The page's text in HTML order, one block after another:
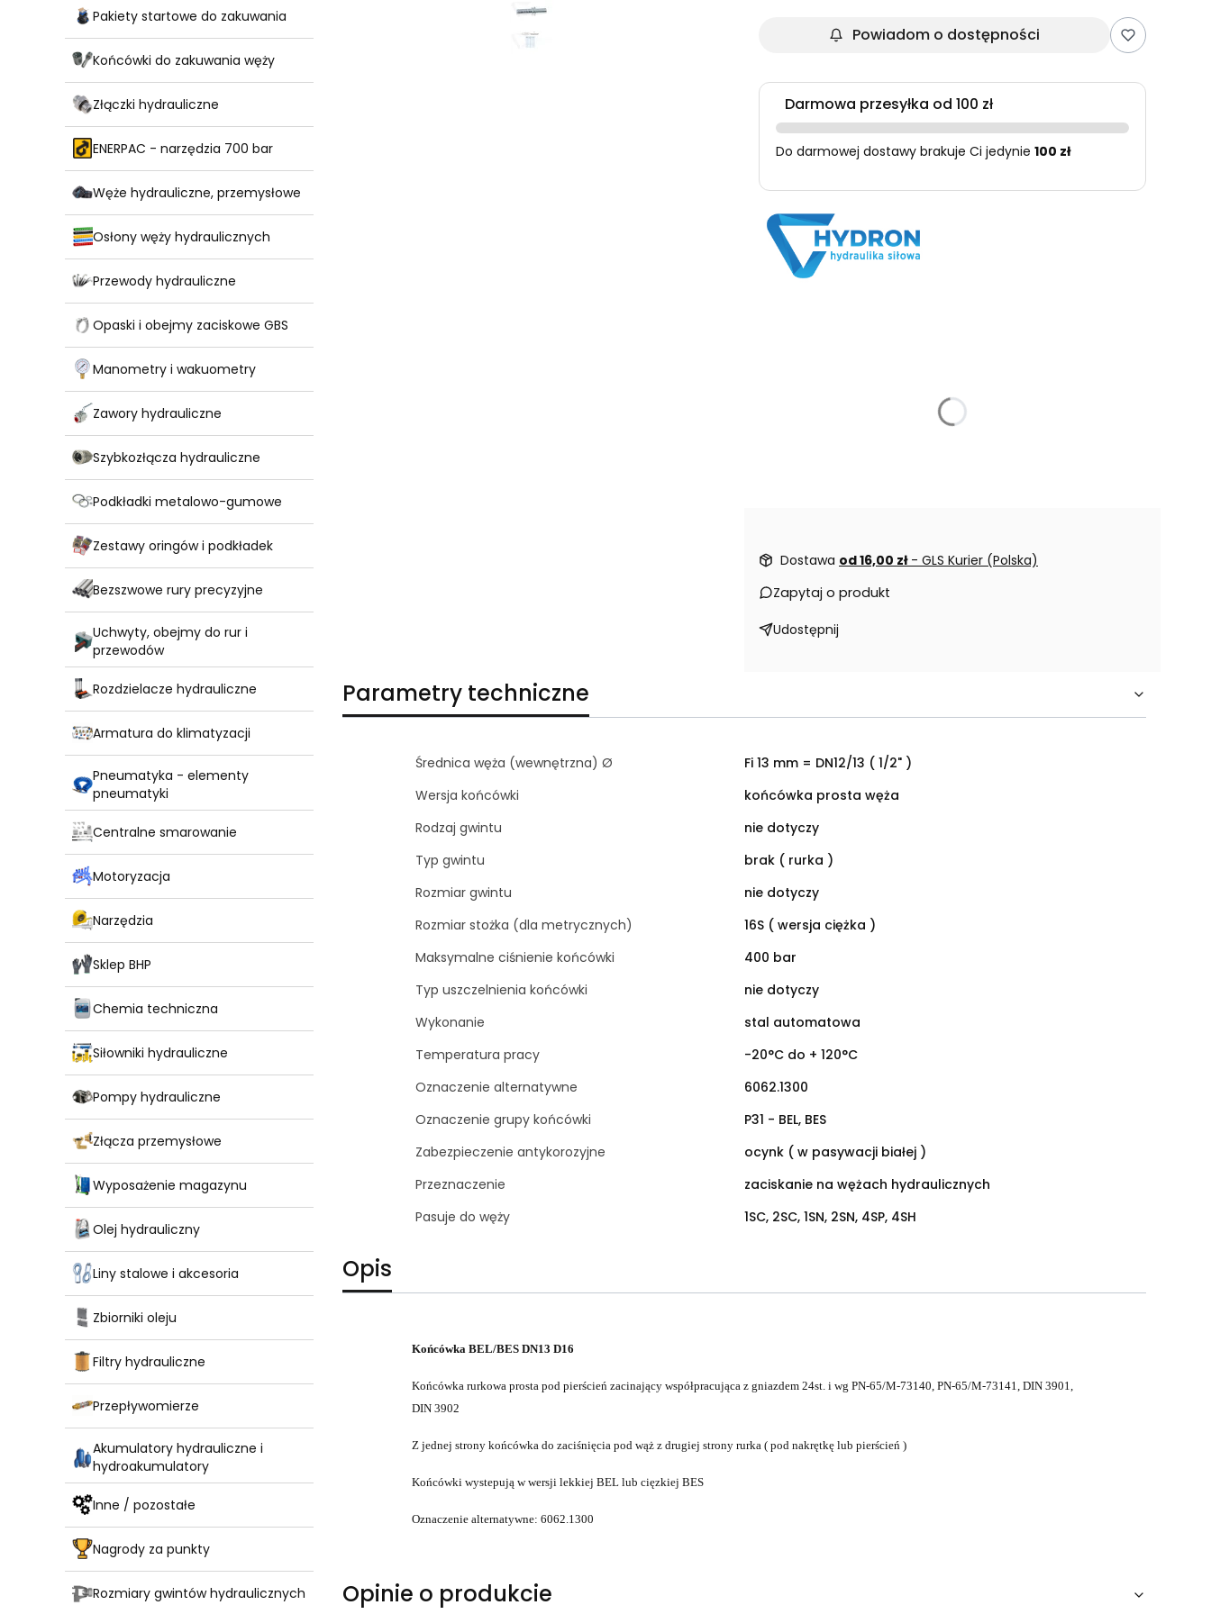
Pakiety startowe do zakuwania
Końcówki do zakuwania węży
Złączki hydrauliczne
ENERPAC - narzędzia 700 bar
Węże hydrauliczne, przemysłowe
Osłony węży hydraulicznych
Przewody hydrauliczne
Opaski i obejmy zaciskowe GBS
Manometry i wakuometry
Zawory hydrauliczne
Szybkozłącza hydrauliczne
Podkładki metalowo-gumowe
Zestawy oringów i podkładek
Bezszwowe rury precyzyjne
Uchwyty, obejmy do rur i
przewodów
Rozdzielacze hydrauliczne
Armatura do klimatyzacji
Pneumatyka - elementy
pneumatyki
Centralne smarowanie
Motoryzacja
Narzędzia
Sklep BHP
Chemia techniczna
Siłowniki hydrauliczne
Pompy hydrauliczne
Złącza przemysłowe
Wyposażenie magazynu
Olej hydrauliczny
Liny stalowe i akcesoria
Zbiorniki oleju
Filtry hydrauliczne
Przepływomierze
Akumulatory hydrauliczne i
hydroakumulatory
Inne / pozostałe
Nagrody za punkty
Rozmiary gwintów hydraulicznych
Powiadom o dostępności
Darmowa przesyłka od 100 zł
Do darmowej dostawy brakuje Ci jedynie 100 zł
Dostawa od 16,00 zł - GLS Kurier (Polska)
Zapytaj o produkt
Udostępnij
Parametry techniczne
Średnica węża (wewnętrzna) Ø
Fi 13 mm = DN12/13 ( 1/2" )
Wersja końcówki
końcówka prosta węża
Rodzaj gwintu
nie dotyczy
Typ gwintu
brak ( rurka )
Rozmiar gwintu
nie dotyczy
Rozmiar stożka (dla metrycznych)
16S ( wersja ciężka )
Maksymalne ciśnienie końcówki
400 bar
Typ uszczelnienia końcówki
nie dotyczy
Wykonanie
stal automatowa
Temperatura pracy
-20°C do + 120°C
Oznaczenie alternatywne
6062.1300
Oznaczenie grupy końcówki
P31 - BEL, BES
Zabezpieczenie antykorozyjne
ocynk ( w pasywacji białej )
Przeznaczenie
zaciskanie na wężach hydraulicznych
Pasuje do węży
1SC, 2SC, 1SN, 2SN, 4SP, 4SH
Opis
Końcówka BEL/BES DN13 D16
Końcówka rurkowa prosta pod pierścień zacinający współpracująca z gniazdem 24st. i wg PN-65/M-73140, PN-65/M-73141, DIN 3901,
DIN 3902
Z jednej strony końcówka do zaciśnięcia pod wąż z drugiej strony rurka ( pod nakrętkę lub pierścień )
Końcówki wystepują w wersji lekkiej BEL lub cięzkiej BES
Oznaczenie alternatywne: 6062.1300
Opinie o produkcie